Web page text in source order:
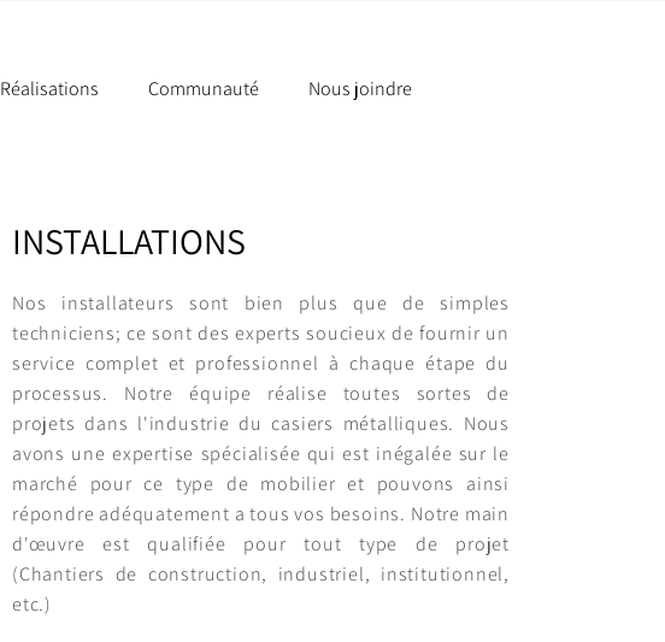
Réalisations Communauté Nous joindre
INSTALLATIONS
Nos installateurs sont bien plus que de simples
techniciens; ce sont des experts soucieux de fournir un
service complet et professionnel à chaque étape du
processus. Notre équipe réalise toutes sortes de
projetsdans l'industrie du casiers métalliques. Nous
avons une expertise spécialisée qui est inégalée sur le
marché pour ce type de mobilier et pouvons ainsi
répondre adéquatement a tous vos besoins. Notre main
d'œuvre est qualifiée pour tout type de projet
(Chantiers de construction, industriel, institutionnel,
etc.)